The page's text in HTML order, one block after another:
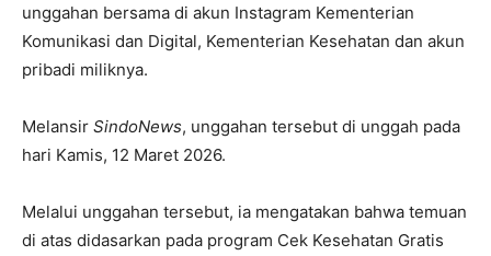
unggahan bersama di akun Instagram Kementerian
Komunikasi dan Digital, Kementerian Kesehatan dan akun
pribadi miliknya.
Melansir SindoNews, unggahan tersebut di unggah pada
hari Kamis, 12 Maret 2026.
Melalui unggahan tersebut, ia mengatakan bahwa temuan
di atas didasarkan pada program Cek Kesehatan Gratis